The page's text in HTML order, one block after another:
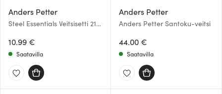
Anders Petter
Steel Essentials Veitsisetti 21
10.99 €
Saatavilla
Anders Petter
Anders Petter Santoku-veitsi
44.00 €
Saatavilla